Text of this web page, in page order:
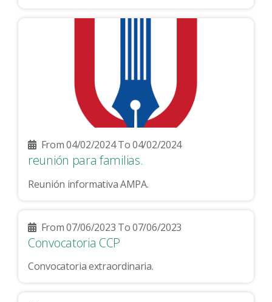
From 04/02/2024 To 04/02/2024
reunión para familias.
Reunión informativa AMPA.
From 07/06/2023 To 07/06/2023
Convocatoria CCP
Convocatoria extraordinaria.